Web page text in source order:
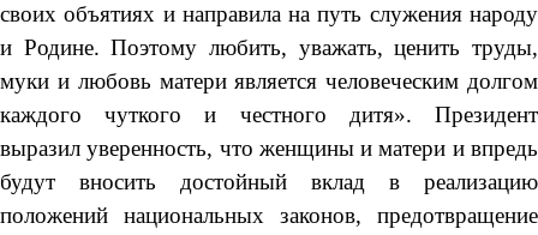
своих объятиях и направила на путь служения народу
и Родине. Поэтому любить, уважать, ценить труды,
муки и любовь матери является человеческим долгом
каждого чуткого и честного дитя». Президент
выразил уверенность, что женщины и матери и впредь
будут вносить достойный вклад в реализацию
положений национальных законов, предотвращение